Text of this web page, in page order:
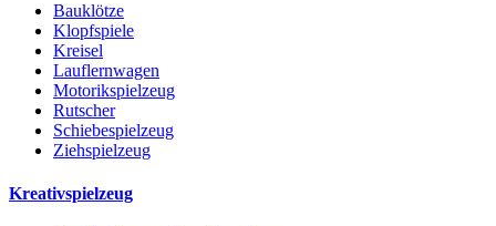
Bauklötze
Klopfspiele
Kreisel
Lauflernwagen
Motorikspielzeug
Rutscher
Schiebespielzeug
Ziehspielzeug
Kreativspielzeug